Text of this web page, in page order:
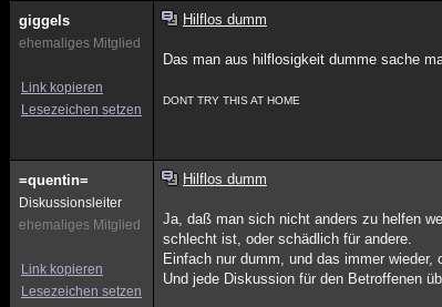
giggels
ehemaliges Mitglied
Link kopieren
Lesezeichen setzen
Hilflos dumm
Das man aus hilflosigkeit dumme sache
DONT TRY THIS AT HOME
=quentin=
Diskussionsleiter
ehemaliges Mitglied
Link kopieren
Lesezeichen setzen
Hilflos dumm
Ja, daß man sich nicht anders zu helfen
schlecht ist, oder schädlich für andere.
Einfach nur dumm, und das immer wieder,
Und jede Diskussion für den Betroffenen